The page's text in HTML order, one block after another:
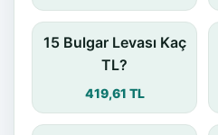
15 Bulgar Levası Kaç
TL?
419,61 TL